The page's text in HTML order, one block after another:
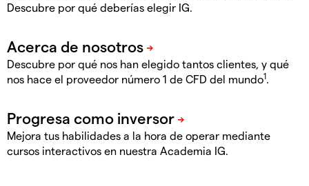
Descubre por qué deberías elegir IG.
Descubre por qué nos han elegido tantos clientes, y qué
nos hace el proveedor número 1 de CFD del mundo1.
Mejora tus habilidades a la hora de operar mediante
cursos interactivos en nuestra Academia IG.